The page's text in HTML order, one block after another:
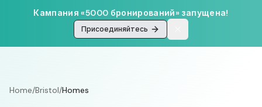
Кампания «5000 бронирований» запущена!
Присоединяйтесь
Home/Bristol/Homes